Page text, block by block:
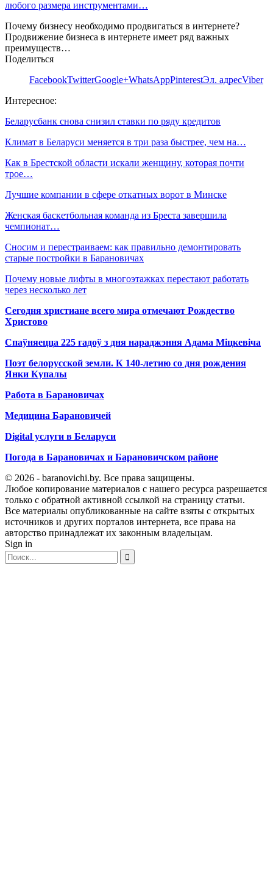
любого размера инструментами…
Почему бизнесу необходимо продвигаться в интернете?
Продвижение бизнеса в интернете имеет ряд важных
преимуществ…
Поделиться
FacebookTwitterGoogle+WhatsAppPinterestЭл. адресViber
Интересное:
Беларусбанк снова снизил ставки по ряду кредитов
Климат в Беларуси меняется в три раза быстрее, чем на…
Как в Брестской области искали женщину, которая почти
трое…
Лучшие компании в сфере откатных ворот в Минске
Женская баскетбольная команда из Бреста завершила
чемпионат…
Сносим и перестраиваем: как правильно демонтировать
старые постройки в Барановичах
Почему новые лифты в многоэтажках перестают работать
через несколько лет
Сегодня христиане всего мира отмечают Рождество
Христово
Спаўняецца 225 гадоў з дня нараджэння Адама Міцкевіча
Поэт белорусской земли. К 140-летию со дня рождения
Янки Купалы
Работа в Барановичах
Медицина Барановичей
Digital услуги в Беларуси
Погода в Барановичах и Барановичском районе
© 2026 - baranovichi.by. Все права защищены.
Любое копирование материалов с нашего ресурса разрешается
только с обратной активной ссылкой на страницу статьи.
Все материалы опубликованные на сайте взяты с открытых
источников и других порталов интернета, все права на
авторство принадлежат их законным владельцам.
Sign in